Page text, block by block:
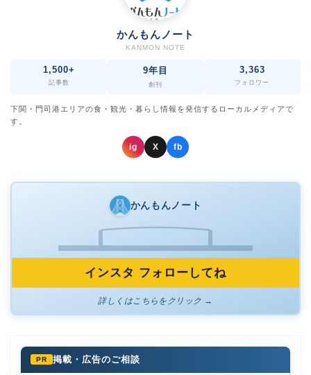
かんもんノート
KANMON NOTE
1,500+
記事数
9年目
創刊
3,363
フォロワー
下関・門司港エリアの食・観光・暮らし情報を発信するローカルメディアで
す。
ig X fb
かんもんノート
インスタ フォローしてね
詳しくはこちらをクリック →
PR 掲載・広告のご相談